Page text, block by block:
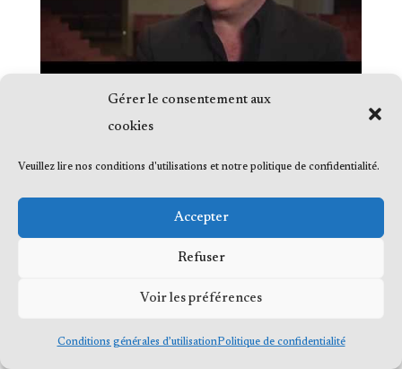
Gérer le consentement aux
cookies
Veuillez lire nos conditions d'utilisations et notre politique de confidentialité.
Accepter
Refuser
Voir les préférences
Conditions générales d’utilisationPolitique de confidentialité